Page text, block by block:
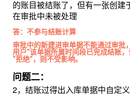
的账目被结账了，但有一张创建
在审批中未被处理
答：不参与结账计算
审批中的新建进审单据不能通过审批
用户“该单据所属时间段已完成结账
“拒绝”，则不受影响。
问题二：
2，结账过得出入库单据中自定